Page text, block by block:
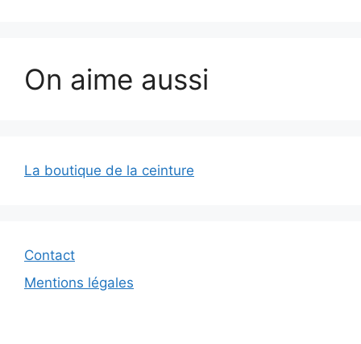
On aime aussi
La boutique de la ceinture
Contact
Mentions légales